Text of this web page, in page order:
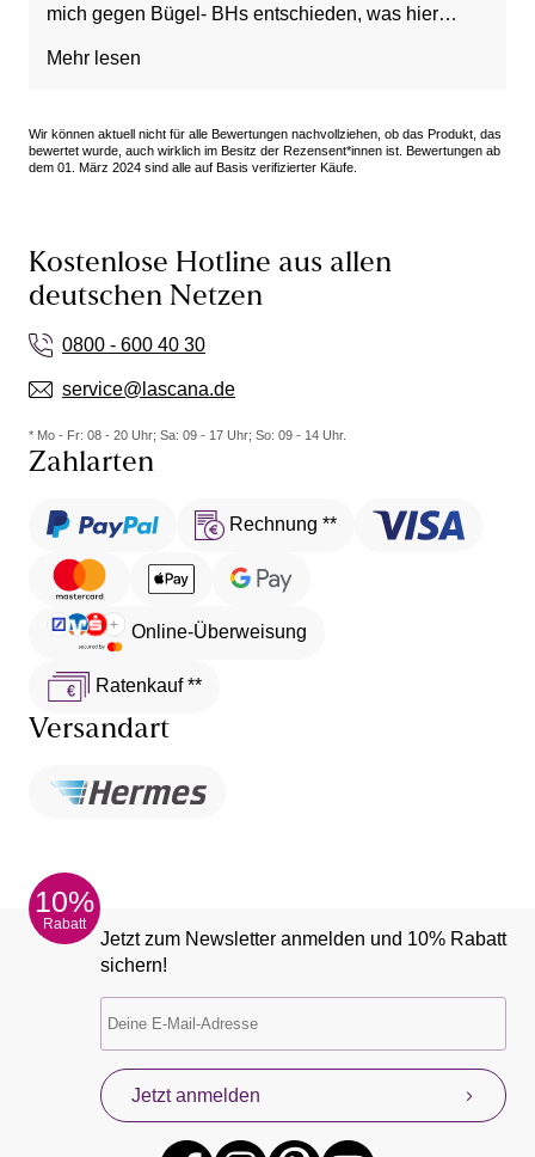
mich gegen Bügel- BHs entschieden, was hier
sehr angenehm.
Mehr lesen
Wir können aktuell nicht für alle Bewertungen nachvollziehen, ob das Produkt, das
bewertet wurde, auch wirklich im Besitz der Rezensent*innen ist. Bewertungen ab
dem 01. März 2024 sind alle auf Basis verifizierter Käufe.
Kostenlose Hotline aus allen
deutschen Netzen
0800 - 600 40 30
service@lascana.de
* Mo - Fr: 08 - 20 Uhr; Sa: 09 - 17 Uhr; So: 09 - 14 Uhr.
Zahlarten
Rechnung **
Online-Überweisung
Ratenkauf **
Versandart
10%
Rabatt
Jetzt zum Newsletter anmelden und 10% Rabatt
sichern!
Jetzt anmelden